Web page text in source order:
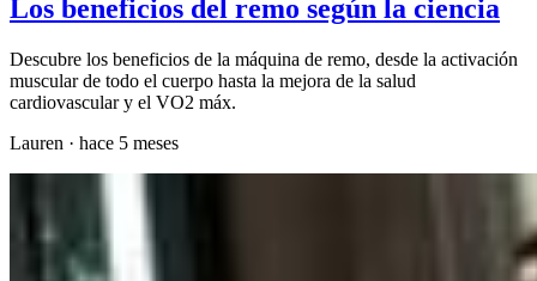
Los beneficios del remo según la ciencia
Descubre los beneficios de la máquina de remo, desde la activación
muscular de todo el cuerpo hasta la mejora de la salud
cardiovascular y el VO2 máx.
Lauren · hace 5 meses